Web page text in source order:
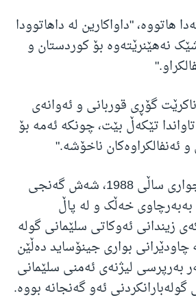
هاتووە، "داواکارین لە داهاتوودا
نەهێنرێتەوە بۆ کوردستان و
گۆڕی قوربانی و ئەوانەی
تێکەڵ بێت، چونکە ئەمە بۆ
ناخۆشە."
لە ڕۆژی 9ی مانگی چواری ساڵی 1988، شەش گەنجی
خەڵک و لە پاڵ
زیندانی ئەوکاتی سلێمانی گولە
چاودێرانی بواری جینۆساید دەڵێن
لیژنەی ئەمنی سلێمانی
ئەو گەنجانە بووە.